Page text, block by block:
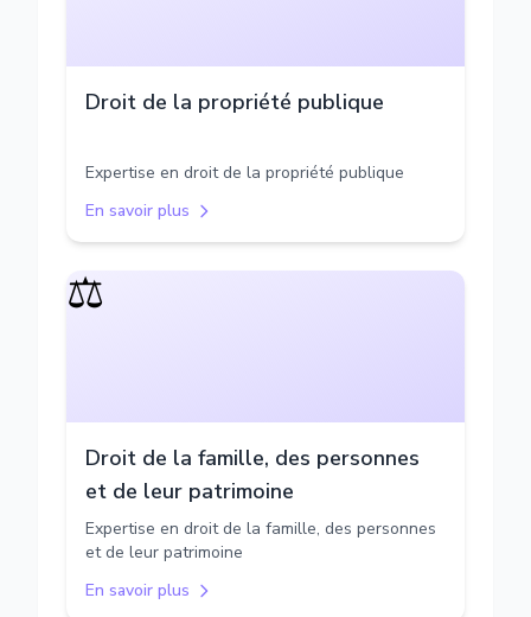
Droit de la propriété publique
Expertise en droit de la propriété publique
En savoir plus
⚖️
Droit de la famille, des personnes
et de leur patrimoine
Expertise en droit de la famille, des personnes
et de leur patrimoine
En savoir plus